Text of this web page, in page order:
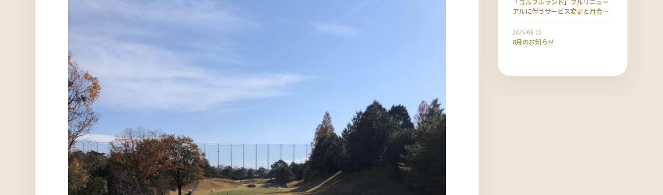
「ゴルフルランド」フルリニュー
アルに伴うサービス変更と月会費
改定のお知らせ
2025.08.02
8月のお知らせ